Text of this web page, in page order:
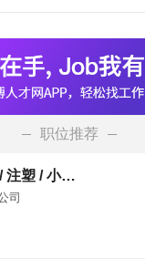
职位推荐
品质工程师（模具 / 注塑 / 小家电）
司